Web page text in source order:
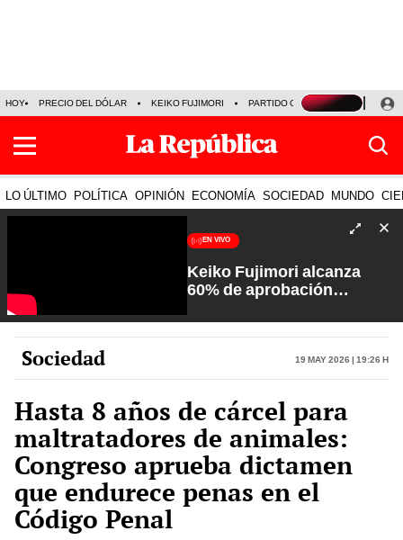
HOY PRECIO DEL DÓLAR KEIKO FUJIMORI PARTIDO OBRAS ARMONÍA 10
LO ÚLTIMO POLÍTICA OPINIÓN ECONOMÍA SOCIEDAD MUNDO
EN VIVO
Keiko Fujimori alcanza
60% de aprobación
Rosa María Palacios
Sociedad 19 May 2026 | 19:26 h
Hasta 8 años de cárcel para
maltratadores de animales:
Congreso aprueba dictamen
que endurece penas en el
Código Penal